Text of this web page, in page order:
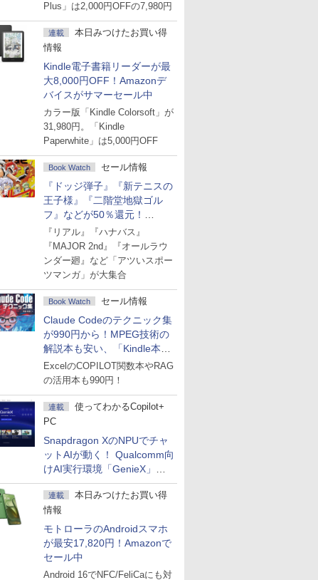
Plus」は2,000円OFFの7,980円
連載
本日みつけたお買い得
情報
Kindle電子書籍リーダーが最
大8,000円OFF！Amazonデ
バイスがサマーセール中
カラー版「Kindle Colorsoft」が
31,980円。「Kindle
Paperwhite」は5,000円OFF
Book Watch セール情報
『ドッジ弾子』『新テニスの
王子様』『二階堂地獄ゴル
フ』などが50％還元！
Amazonマンガ週末セール
『リアル』『ハナバス』
『MAJOR 2nd』『オールラウ
ンダー廻』など「アツいスポー
ツマンガ」が大集合
Book Watch セール情報
Claude Codeのテクニック集
が990円から！MPEG技術の
解説本も安い、「Kindle本サ
マーセール」第2弾開始！
ExcelのCOPILOT関数本やRAG
の活用本も990円！
連載
使ってわかるCopilot+
PC
Snapdragon XのNPUでチャ
ットAIが動く！ Qualcomm向
けAI実行環境「GenieX」を
試してみた
連載
本日みつけたお買い得
情報
モトローラのAndroidスマホ
が最安17,820円！Amazonで
セール中
Android 16でNFC/FeliCaにも対